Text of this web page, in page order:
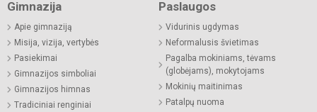
Gimnazija
Apie gimnaziją
Misija, vizija, vertybės
Pasiekimai
Gimnazijos simboliai
Gimnazijos himnas
Tradiciniai renginiai
Paslaugos
Vidurinis ugdymas
Neformalusis švietimas
Pagalba mokiniams, tėvams
(globėjams), mokytojams
Mokinių maitinimas
Patalpų nuoma